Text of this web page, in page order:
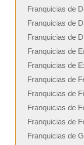
Franquicias de
Franquicias de
Franquicias de
Franquicias de
Franquicias de
Franquicias de
Franquicias de
Franquicias de
Franquicias de
Franquicias de